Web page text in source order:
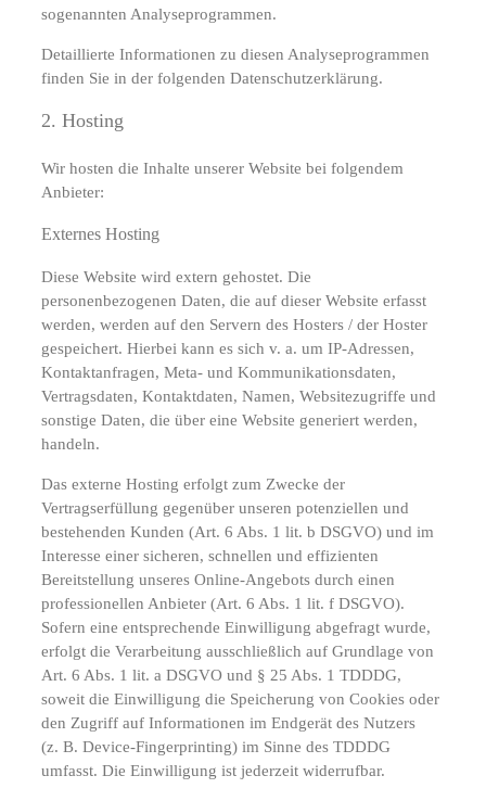
sogenannten Analyseprogrammen.
Detaillierte Informationen zu diesen Analyseprogrammen
finden Sie in der folgenden Datenschutzerklärung.
2. Hosting
Wir hosten die Inhalte unserer Website bei folgendem
Anbieter:
Externes Hosting
Diese Website wird extern gehostet. Die
personenbezogenen Daten, die auf dieser Website erfasst
werden, werden auf den Servern des Hosters / der Hoster
gespeichert. Hierbei kann es sich v. a. um IP-Adressen,
Kontaktanfragen, Meta- und Kommunikationsdaten,
Vertragsdaten, Kontaktdaten, Namen, Websitezugriffe und
sonstige Daten, die über eine Website generiert werden,
handeln.
Das externe Hosting erfolgt zum Zwecke der
Vertragserfüllung gegenüber unseren potenziellen und
bestehenden Kunden (Art. 6 Abs. 1 lit. b DSGVO) und im
Interesse einer sicheren, schnellen und effizienten
Bereitstellung unseres Online-Angebots durch einen
professionellen Anbieter (Art. 6 Abs. 1 lit. f DSGVO).
Sofern eine entsprechende Einwilligung abgefragt wurde,
erfolgt die Verarbeitung ausschließlich auf Grundlage von
Art. 6 Abs. 1 lit. a DSGVO und § 25 Abs. 1 TDDDG,
soweit die Einwilligung die Speicherung von Cookies oder
den Zugriff auf Informationen im Endgerät des Nutzers
(z. B. Device-Fingerprinting) im Sinne des TDDDG
umfasst. Die Einwilligung ist jederzeit widerrufbar.